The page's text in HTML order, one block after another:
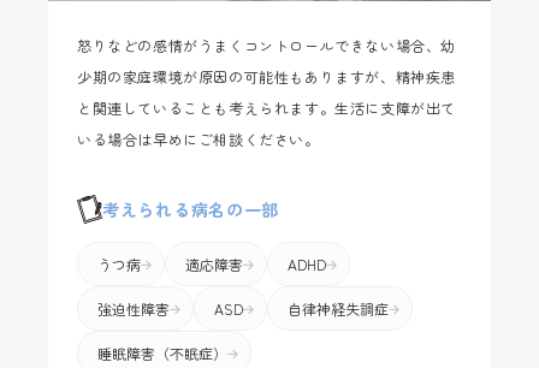
怒りなどの感情がうまくコントロールできない場合、幼
少期の家庭環境が原因の可能性もありますが、精神疾患
と関連していることも考えられます。生活に支障が出て
いる場合は早めにご相談ください。
考えられる病名の一部
うつ病 適応障害 ADHD
強迫性障害 ASD 自律神経失調症
睡眠障害（不眠症）